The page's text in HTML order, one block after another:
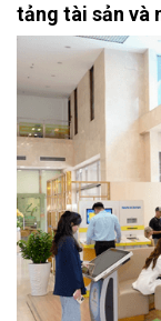
tảng tài sản và